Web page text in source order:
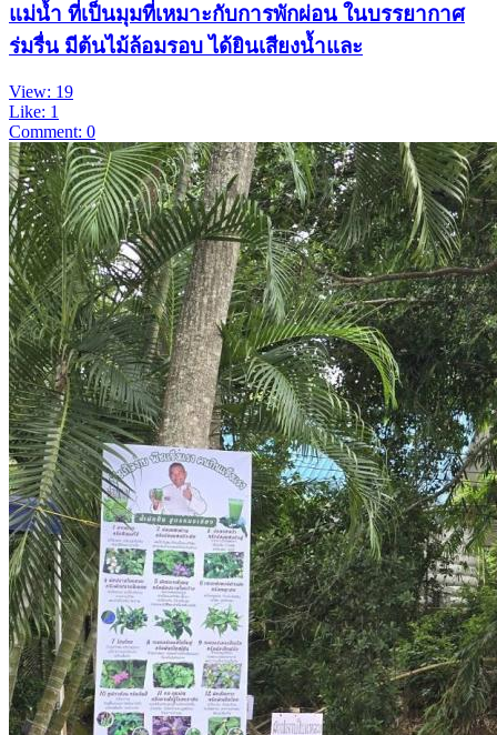
แม่น้ำ ที่เป็นมุมที่เหมาะกับการพักผ่อน ในบรรยากาศ
ร่มรื่น มีต้นไม้ล้อมรอบ ได้ยินเสียงน้ำและ
View: 19
Like: 1
Comment: 0